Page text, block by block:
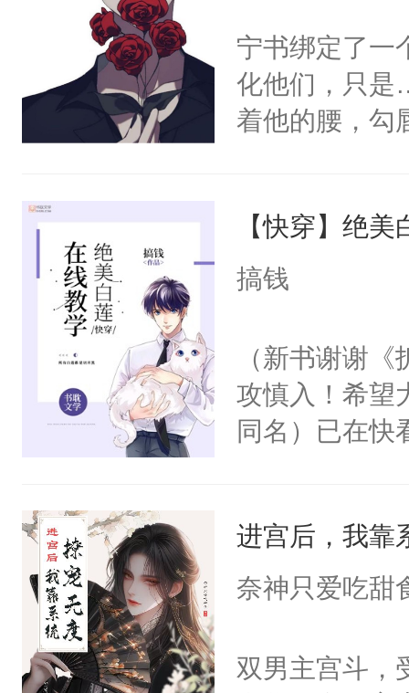
宁书绑定了一
化他们，只是
着他的腰，勾
来，给老公
用力——为你
【快穿】绝
搞钱
（新书谢谢
攻慎入！希望
同名）已在快
成为所有白莲
I，他们决定
莲花可不止有
点脑袋，看着
进宫后，我靠
奈神只爱吃甜
双男主宫斗，